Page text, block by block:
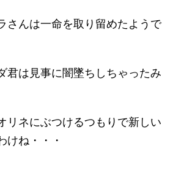
さんは一命を取り留めたようで
君は見事に闇墜ちしちゃったみ
リネにぶつけるつもりで新しい
けね・・・